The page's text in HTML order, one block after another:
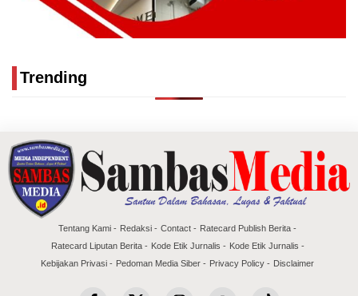
Trending
Tentang Kami Redaksi Contact
Ratecard Publish Berita
Ratecard Liputan Berita
Kode Etik Jurnalis
Kode Etik Jurnalis
Kebijakan Privasi
Pedoman Media Siber Privacy Policy Disclaimer